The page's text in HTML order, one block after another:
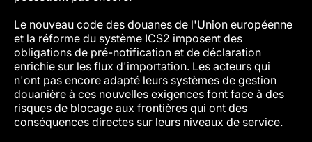
Le nouveau code des douanes de l'Union européenne
et la réforme du système ICS2 imposent des
obligations de pré-notification et de déclaration
enrichie sur les flux d'importation. Les acteurs qui
n'ont pas encore adapté leurs systèmes de gestion
douanière à ces nouvelles exigences font face à des
risques de blocage aux frontières qui ont des
conséquences directes sur leurs niveaux de service.